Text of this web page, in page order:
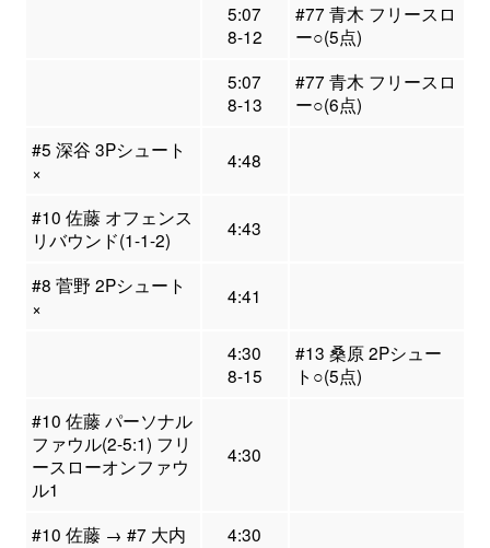
5:07
8-12
#77 青木 フリースロ
ー○(5点)
5:07
8-13
#77 青木 フリースロ
ー○(6点)
#5 深谷 3Pシュート
×
4:48
#10 佐藤 オフェンス
リバウンド(1-1-2)
4:43
#8 菅野 2Pシュート
×
4:41
4:30
8-15
#13 桑原 2Pシュー
ト○(5点)
#10 佐藤 パーソナル
ファウル(2-5:1) フリ
ースローオンファウ
ル1
4:30
#10 佐藤 → #7 大内
4:30